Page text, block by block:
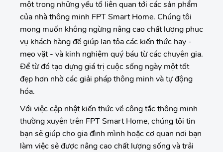
một trong những yếu tố liên quan tới các sản phẩm
của nhà thông minh FPT Smart Home. Chúng tôi
mong muốn không ngừng nâng cao chất lượng phục
vụ khách hàng để giúp lan tỏa các kiến thức hay -
mẹo vặt - và kinh nghiệm quý báu từ các chuyên gia.
Để từ đó tạo dựng giá trị cuộc sống ngày một tốt
đẹp hơn nhờ các giải pháp thông minh và tự động
hóa.
Với việc cập nhật kiến thức về công tắc thông minh
thường xuyên trên FPT Smart Home, chúng tôi tin
bạn sẽ giúp cho gia đình mình hoặc cơ quan nơi bạn
làm việc sẽ được nâng cao chất lượng sống và trải